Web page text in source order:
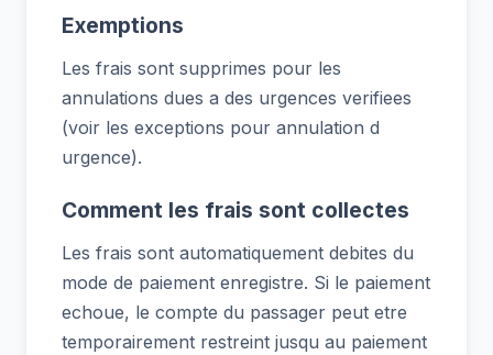
Exemptions
Les frais sont supprimes pour les
annulations dues a des urgences verifiees
(voir les exceptions pour annulation d
urgence).
Comment les frais sont collectes
Les frais sont automatiquement debites du
mode de paiement enregistre. Si le paiement
echoue, le compte du passager peut etre
temporairement restreint jusqu au paiement